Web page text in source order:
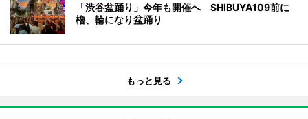
「渋谷盆踊り」今年も開催へ SHIBUYA109前に
櫓、輪になり盆踊り
もっと見る